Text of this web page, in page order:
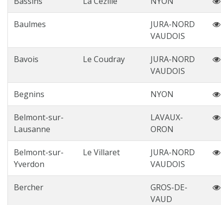
Baulmes
JURA-NORD
VAUDOIS
Bavois Le Coudray
JURA-NORD
VAUDOIS
Begnins NYON
Belmont-sur-
Lausanne
LAVAUX-
ORON
Belmont-sur-
Yverdon
Le Villaret
JURA-NORD
VAUDOIS
Bercher
GROS-DE-
VAUD